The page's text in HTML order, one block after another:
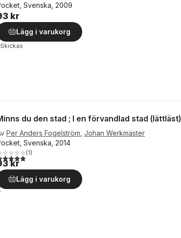
Svenska, 2009
kr
Lägg i varukorg
Skickas
du den stad ; I en förvandlad stad (lättläst)
Per Anders Fogelström Johan Werkmäster
Svenska, 2014
utav 5 stjärnor. Totalt antal röster:
(1)
kr
Lägg i varukorg